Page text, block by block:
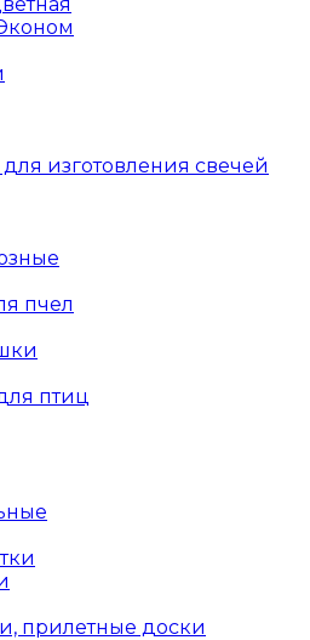
изготовления свечей
пчел
птиц
прилетные доски